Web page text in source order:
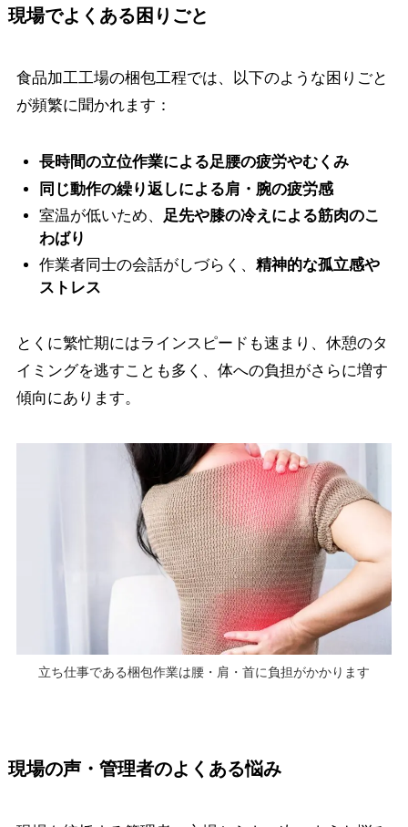
現場でよくある困りごと
食品加工工場の梱包工程では、以下のような困りごと
が頻繁に聞かれます：
長時間の立位作業による足腰の疲労やむくみ
同じ動作の繰り返しによる肩・腕の疲労感
室温が低いため、 足先や膝の冷えによる筋肉のこ
わばり
作業者同士の会話がしづらく、精神的な孤立感や
ストレス
とくに繁忙期にはラインスピードも速まり、休憩のタ
イミングを逃すことも多く、体への負担がさらに増す
傾向にあります。
立ち仕事である梱包作業は腰・肩・首に負担がかかります
現場の声・管理者のよくある悩み